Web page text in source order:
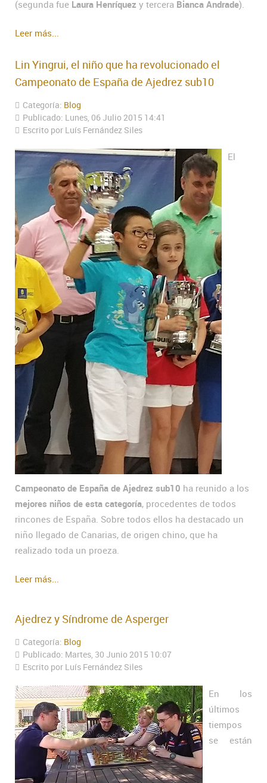
(segunda fue Laura Henríquez y tercera Bianca Andrade).
Leer más...
Lin Yingrui, el niño que ha revolucionado el
Campeonato de España de Ajedrez sub10
Categoría: Blog
Publicado: Lunes, 06 Julio 2015 14:41
Escrito por Luís Fernández Siles
El
Campeonato de España de Ajedrez sub10 ha reunido a los
mejores niños de esta categoría, procedentes de todos
rincones de España. Sobre todos ellos ha destacado un
niño llegado de Canarias, de origen chino, que ha
realizado toda un proeza.
Leer más...
Ajedrez y Síndrome de Asperger
Categoría: Blog
Publicado: Martes, 30 Junio 2015 10:07
Escrito por Luís Fernández Siles
En los
últimos
tiempos
se están